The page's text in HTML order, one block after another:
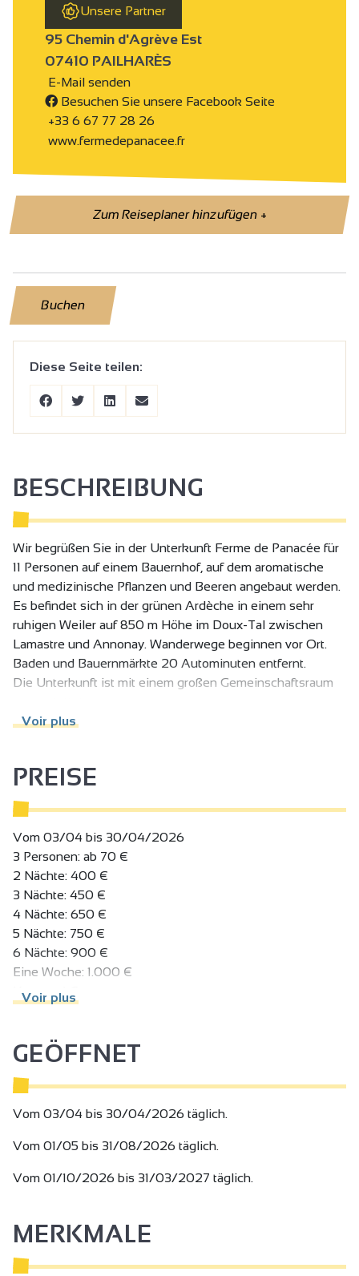
Unsere Partner
95 Chemin d'Agrève Est
07410 PAILHARÈS
E-Mail senden
Besuchen Sie unsere Facebook Seite
+33 6 67 77 28 26
www.fermedepanacee.fr
Zum Reiseplaner hinzufügen+
Buchen
Diese Seite teilen:
BESCHREIBUNG
Wir begrüßen Sie in der Unterkunft Ferme de Panacée für
11 Personen auf einem Bauernhof, auf dem aromatische
und medizinische Pflanzen und Beeren angebaut werden.
Es befindet sich in der grünen Ardèche in einem sehr
ruhigen Weiler auf 850 m Höhe im Doux-Tal zwischen
Lamastre und Annonay. Wanderwege beginnen vor Ort.
Baden und Bauernmärkte 20 Autominuten entfernt.
Die Unterkunft ist mit einem großen Gemeinschaftsraum
Die Unterkunft ist mit Trockentoiletten ausgestattet.
Voir plus
PREISE
Vom 03/04 bis 30/04/2026
3 Personen: ab 70 €
2 Nächte: 400 €
3 Nächte: 450 €
4 Nächte: 650 €
5 Nächte: 750 €
6 Nächte: 900 €
Eine Woche: 1.000 €
Kurtaxe: 1 €.
3 Personen: ab 85 €
2 Nächte: 500 €
3 Nächte: 550 €
5 Nächte: 850 €
6 Nächte: 1.000 €
Kurtaxe: 1 €.
3 Personen: ab 70 €
3 Nächte: 450 €
Voir plus
GEÖFFNET
Vom 03/04 bis 30/04/2026 täglich.
Vom 01/05 bis 31/08/2026 täglich.
Vom 01/10/2026 bis 31/03/2027 täglich.
MERKMALE